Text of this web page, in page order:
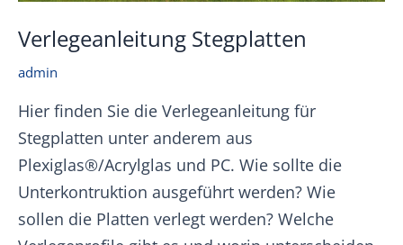
Verlegeanleitung Stegplatten
admin
Hier finden Sie die Verlegeanleitung für
Stegplatten unter anderem aus
Plexiglas®/Acrylglas und PC. Wie sollte die
Unterkontruktion ausgeführt werden? Wie
sollen die Platten verlegt werden? Welche